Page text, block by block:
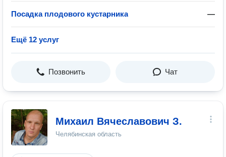
Посадка плодового кустарника —
Ещё 12 услуг
Позвонить Чат
Михаил Вячеславович З.
Челябинская область